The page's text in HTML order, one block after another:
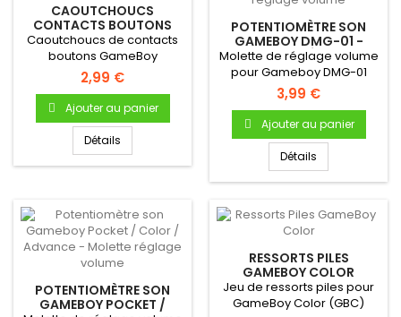
CAOUTCHOUCS
CONTACTS BOUTONS
GAMEBOY COLOR
Caoutchoucs de contacts
boutons GameBoy
ColorPour Gameboy Color
Bouton A...
2,99 €
Ajouter au panier
Détails
POTENTIOMÈTRE SON
GAMEBOY DMG-01 -
MOLETTE RÉGLAGE
VOLUME
Molette de réglage volume
pour Gameboy DMG-01
3,99 €
Ajouter au panier
Détails
POTENTIOMÈTRE SON
GAMEBOY POCKET /
RESSORTS PILES
GAMEBOY COLOR
Jeu de ressorts piles pour
GameBoy Color (GBC)